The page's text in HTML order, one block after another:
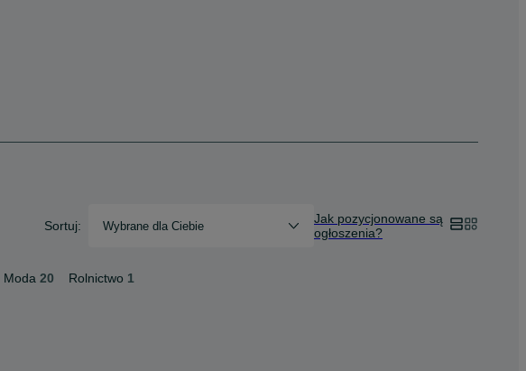
Sortuj: Wybrane dla Ciebie
Jak pozycjonowane są
ogłoszenia?
Moda 20 Rolnictwo 1